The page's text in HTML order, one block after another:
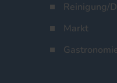
Reinigung/
Markt